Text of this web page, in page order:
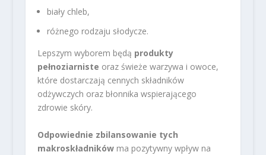
biały chleb,
różnego rodzaju słodycze.
Lepszym wyborem będą produkty
pełnoziarniste oraz świeże warzywa i owoce,
które dostarczają cennych składników
odżywczych oraz błonnika wspierającego
zdrowie skóry.
Odpowiednie zbilansowanie tych
makroskładnikówma pozytywny wpływ na